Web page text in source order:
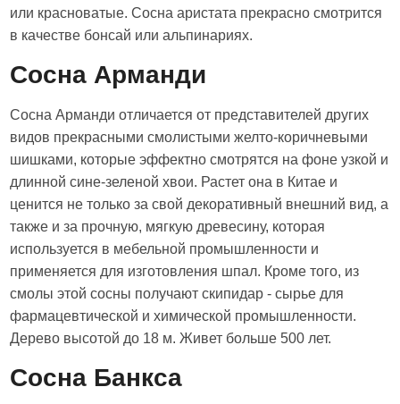
или красноватые. Сосна аристата прекрасно смотрится
в качестве бонсай или альпинариях.
Сосна Арманди
Сосна Арманди отличается от представителей других
видов прекрасными смолистыми желто-коричневыми
шишками, которые эффектно смотрятся на фоне узкой и
длинной сине-зеленой хвои. Растет она в Китае и
ценится не только за свой декоративный внешний вид, а
также и за прочную, мягкую древесину, которая
используется в мебельной промышленности и
применяется для изготовления шпал. Кроме того, из
смолы этой сосны получают скипидар - сырье для
фармацевтической и химической промышленности.
Дерево высотой до 18 м. Живет больше 500 лет.
Сосна Банкса